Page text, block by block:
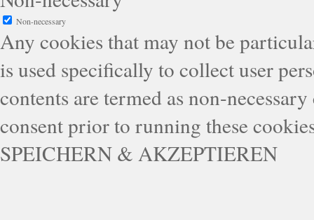
Non-necessary
Any cookies that may not be
is used specifically to collect user
contents are termed as non-
consent prior to running these
SPEICHERN & AKZEPTIEREN